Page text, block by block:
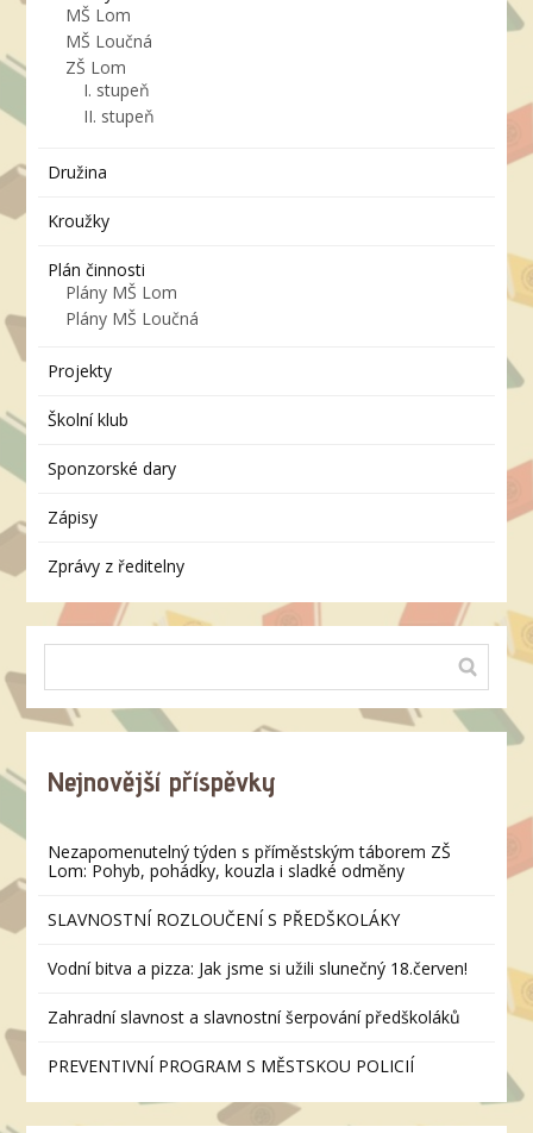
MŠ Lom
MŠ Loučná
ZŠ Lom
I. stupeň
II. stupeň
Družina
Kroužky
Plán činnosti
Plány MŠ Lom
Plány MŠ Loučná
Projekty
Školní klub
Sponzorské dary
Zápisy
Zprávy z ředitelny
Nejnovější příspěvky
Nezapomenutelný týden s příměstským táborem ZŠ
Lom: Pohyb, pohádky, kouzla i sladké odměny
SLAVNOSTNÍ ROZLOUČENÍ S PŘEDŠKOLÁKY
Vodní bitva a pizza: Jak jsme si užili slunečný 18.červen!
Zahradní slavnost a slavnostní šerpování předškoláků
PREVENTIVNÍ PROGRAM S MĚSTSKOU POLICIÍ